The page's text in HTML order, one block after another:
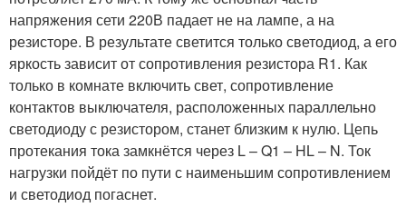
напряжения сети 220В падает не на лампе, а на
резисторе. В результате светится только светодиод, а его
яркость зависит от сопротивления резистора R1. Как
только в комнате включить свет, сопротивление
контактов выключателя, расположенных параллельно
светодиоду с резистором, станет близким к нулю. Цепь
протекания тока замкнётся через L – Q1 – HL – N. Ток
нагрузки пойдёт по пути с наименьшим сопротивлением
и светодиод погаснет.